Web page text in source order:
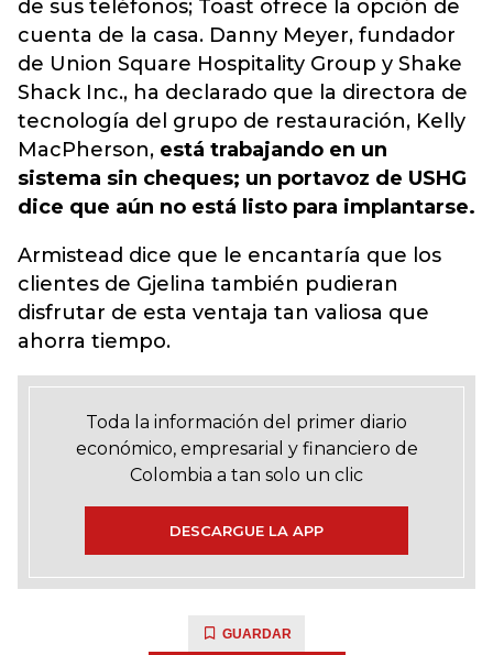
de sus teléfonos; Toast ofrece la opción de
cuenta de la casa. Danny Meyer, fundador
de Union Square Hospitality Group y Shake
Shack Inc., ha declarado que la directora de
tecnología del grupo de restauración, Kelly
MacPherson, está trabajando en un
sistema sin cheques; un portavoz de USHG
dice que aún no está listo para implantarse.
Armistead dice que le encantaría que los
clientes de Gjelina también pudieran
disfrutar de esta ventaja tan valiosa que
ahorra tiempo.
Toda la información del primer diario
económico, empresarial y financiero de
Colombia a tan solo un clic
DESCARGUE LA APP
GUARDAR